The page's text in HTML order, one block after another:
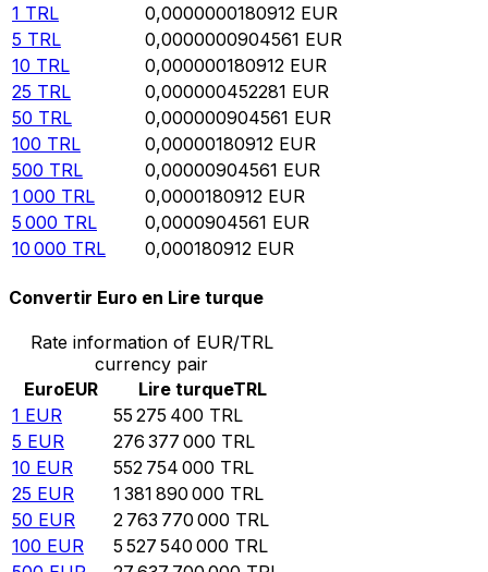
1 TRL 0,0000000180912 EUR
5 TRL 0,0000000904561 EUR
10 TRL 0,000000180912 EUR
25 TRL 0,000000452281 EUR
50 TRL 0,000000904561 EUR
100 TRL 0,00000180912 EUR
500 TRL 0,00000904561 EUR
1 000 TRL 0,0000180912 EUR
5 000 TRL 0,0000904561 EUR
10 000 TRL 0,000180912 EUR
Convertir Euro en Lire turque
Rate information of EUR/TRL
currency pair
EuroEUR Lire turqueTRL
1 EUR 55 275 400 TRL
5 EUR 276 377 000 TRL
10 EUR 552 754 000 TRL
25 EUR 1 381 890 000 TRL
50 EUR 2 763 770 000 TRL
100 EUR 5 527 540 000 TRL